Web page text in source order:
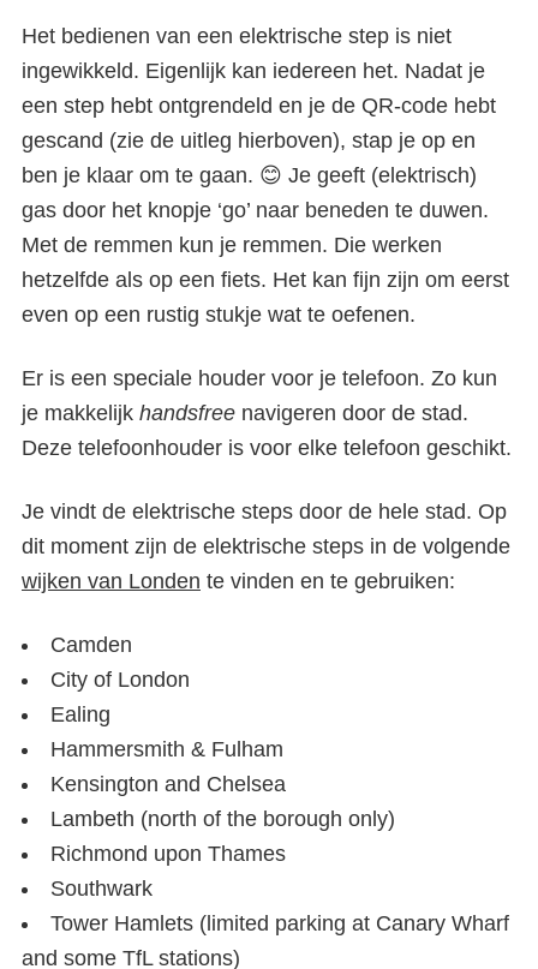
Elektrische step Londen
Het bedienen van een elektrische step is niet
ingewikkeld. Eigenlijk kan iedereen het. Nadat je
een step hebt ontgrendeld en je de QR-code hebt
gescand (zie de uitleg hierboven), stap je op en
ben je klaar om te gaan. 😊 Je geeft (elektrisch)
gas door het knopje ‘go’ naar beneden te duwen.
Met de remmen kun je remmen. Die werken
hetzelfde als op een fiets. Het kan fijn zijn om eerst
even op een rustig stukje wat te oefenen.
Er is een speciale houder voor je telefoon. Zo kun
je makkelijk handsfree navigeren door de stad.
Deze telefoonhouder is voor elke telefoon geschikt.
Je vindt de elektrische steps door de hele stad. Op
dit moment zijn de elektrische steps in de volgende
wijken van Londen te vinden en te gebruiken:
Camden
City of London
Ealing
Hammersmith & Fulham
Kensington and Chelsea
Lambeth (north of the borough only)
Richmond upon Thames
Southwark
Tower Hamlets (limited parking at Canary Wharf
and some TfL stations)